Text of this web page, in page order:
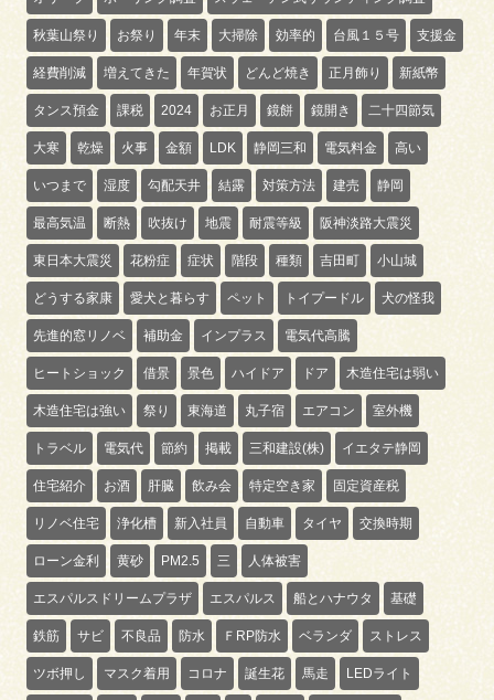
秋葉山祭り お祭り 年末 大掃除 効率的 台風１５号 支援金
経費削減 増えてきた 年賀状 どんど焼き 正月飾り 新紙幣
タンス預金 課税 2024 お正月 鏡餅 鏡開き 二十四節気
大寒 乾燥 火事 金額 LDK 静岡三和 電気料金 高い
いつまで 湿度 勾配天井 結露 対策方法 建売 静岡
最高気温 断熱 吹抜け 地震 耐震等級 阪神淡路大震災
東日本大震災 花粉症 症状 階段 種類 吉田町 小山城
どうする家康 愛犬と暮らす ペット トイプードル 犬の怪我
先進的窓リノベ 補助金 インプラス 電気代高騰
ヒートショック 借景 景色 ハイドア ドア 木造住宅は弱い
木造住宅は強い 祭り 東海道 丸子宿 エアコン 室外機
トラベル 電気代 節約 掲載 三和建設(株) イエタテ静岡
住宅紹介 お酒 肝臓 飲み会 特定空き家 固定資産税
リノベ住宅 浄化槽 新入社員 自動車 タイヤ 交換時期
ローン金利 黄砂 PM2.5 三 人体被害
エスパルスドリームプラザ エスパルス 船とハナウタ 基礎
鉄筋 サビ 不良品 防水 ＦRP防水 ベランダ ストレス
ツボ押し マスク着用 コロナ 誕生花 馬走 LEDライト